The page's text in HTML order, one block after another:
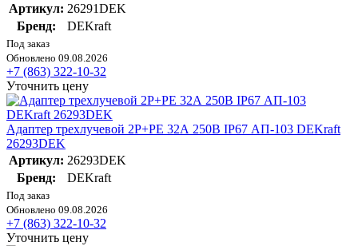
Артикул: 26291DEK
Бренд:
DEKraft
Под заказ
Обновлено 09.08.2026
+7 (863) 322-10-32
Уточнить цену
Адаптер трехлучевой 2Р+РЕ 32А 250В IP67 АП-103 DEKraft
26293DEK
Артикул: 26293DEK
Бренд:
DEKraft
Под заказ
Обновлено 09.08.2026
+7 (863) 322-10-32
Уточнить цену